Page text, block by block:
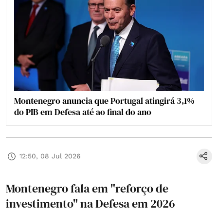
Montenegro anuncia que Portugal atingirá 3,1%
do PIB em Defesa até ao final do ano
12:50, 08 Jul 2026
Montenegro fala em "reforço de
investimento" na Defesa em 2026